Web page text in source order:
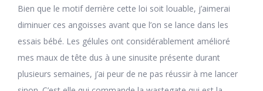
Bien que le motif derrière cette loi soit louable, j’aimerai
diminuer ces angoisses avant que l’on se lance dans les
essais bébé. Les gélules ont considérablement amélioré
mes maux de tête dus à une sinusite présente durant
plusieurs semaines, j’ai peur de ne pas réussir à me lancer